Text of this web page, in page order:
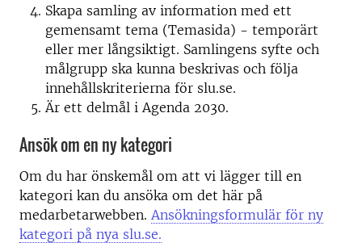
Skapa samling av information med ett
gemensamt tema (Temasida) - temporärt
eller mer långsiktigt. Samlingens syfte och
målgrupp ska kunna beskrivas och följa
innehållskriterierna för slu.se.
Är ett delmål i Agenda 2030.
Ansök om en ny kategori
Om du har önskemål om att vi lägger till en
kategori kan du ansöka om det här på
medarbetarwebben. Ansökningsformulär för ny
kategori på nya slu.se.